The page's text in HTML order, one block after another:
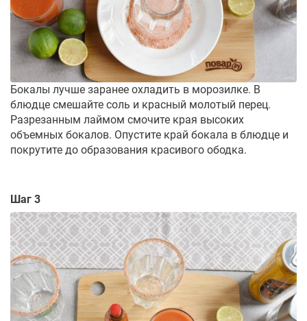
Бокалы лучше заранее охладить в морозилке. В
блюдце смешайте соль и красный молотый перец.
Разрезанным лаймом смочите края высоких
объемных бокалов. Опустите край бокала в блюдце и
покрутите до образования красивого ободка.
Шаг 3